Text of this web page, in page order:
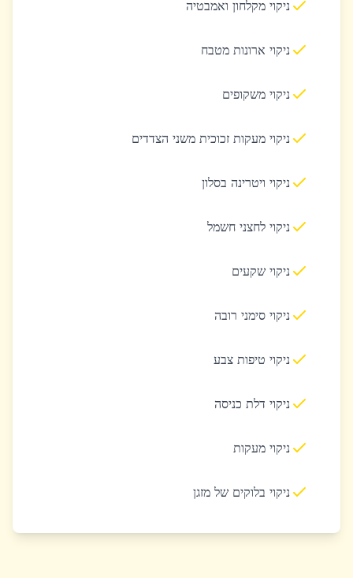
ניקוי מקלחון ואמבטיה
ניקוי ארונות מטבח
ניקוי משקופים
ניקוי מעקות זכוכית משני הצדדים
ניקוי ויטרינה בסלון
ניקוי לחצני חשמל
ניקוי שקעים
ניקוי סימני רובה
ניקוי טיפות צבע
ניקוי דלת כניסה
ניקוי מעקות
ניקוי בלוקים של מזגן